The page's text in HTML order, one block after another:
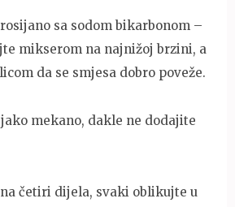
sa sodom bikarbonom –
mikserom na najnižoj brzini, a
da se smjesa dobro poveže.
mekano, dakle ne dodajite
četiri dijela, svaki oblikujte u